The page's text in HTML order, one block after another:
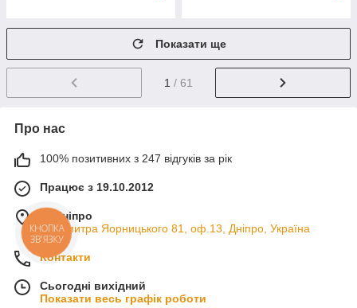
Показати ще
1 / 61
Про нас
100% позитивних з 247 відгуків за рік
Працює з 19.10.2012
м. Дніпро
пр. Дмитра Яорницького 81, оф.13, Дніпро, Україна
Контакти
Сьогодні вихідний
Показати весь графік роботи
КНОПКА
ЗВ'ЯЗКУ